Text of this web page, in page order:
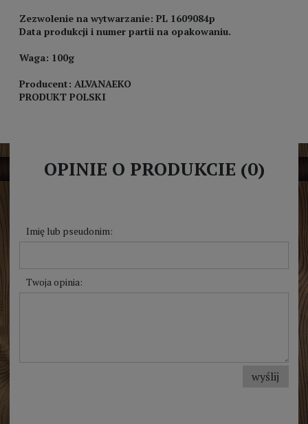
Zezwolenie na wytwarzanie: PL 1609084p
Data produkcji i numer partii na opakowaniu.
Waga: 100g
Producent: ALVANAEKO
PRODUKT POLSKI
OPINIE O PRODUKCIE (0)
Imię lub pseudonim:
Twoja opinia:
wyślij